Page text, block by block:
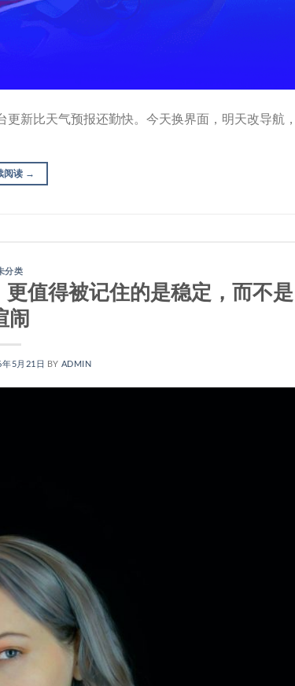
新比天气预报还勤快。今天换界面，明天改导航
阅读 →
分类
值得被记住的是稳定，而不是
闹
年5月21日 BY ADMIN